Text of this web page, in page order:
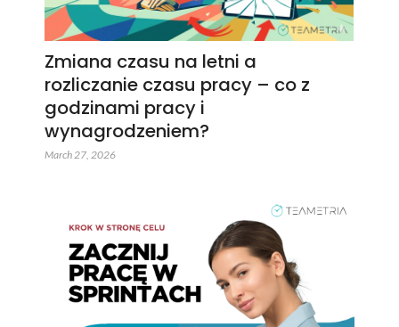
Zmiana czasu na letni a
rozliczanie czasu pracy – co z
godzinami pracy i
wynagrodzeniem?
March 27, 2026